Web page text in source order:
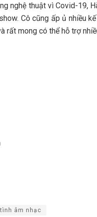
nghệ thuật vì Covid-19,
Cô cũng ấp ủ nhiều
rất mong có thể hỗ trợ
âm nhạc